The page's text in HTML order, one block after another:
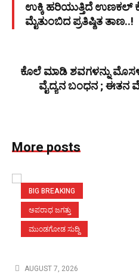
ಉಕ್ಕಿ ಹರಿಯುತ್ತಿದೆ ಉಣಕಲ್
ಮೈತುಂಬಿದ ಪ್ರತಿಷ್ಠಿತ ತಾಣ..!
ಕೊಲೆ ಮಾಡಿ ಶವಗಳನ್ನು
ವೈದ್ಯನ ಬಂಧನ ; ಈತನ
More posts
BIG BREAKING
ಅಪರಾಧ ಜಗತ್ತು
ಮುಂಡಗೋಡ ಸುದ್ದಿ
AUGUST 7, 2026